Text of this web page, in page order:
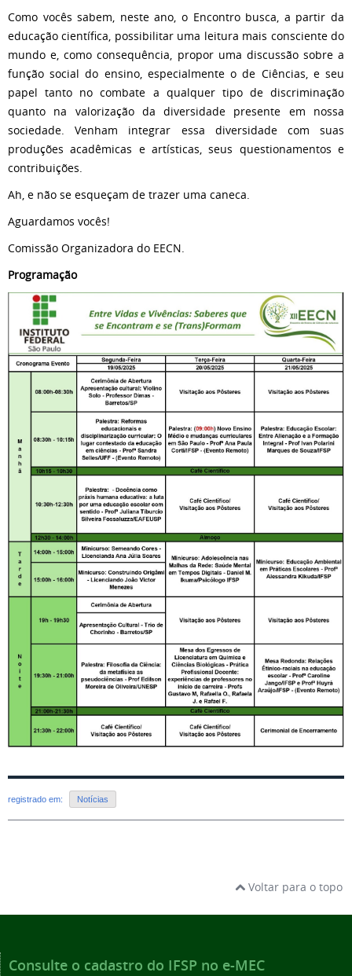
Como vocês sabem, neste ano, o Encontro busca, a partir da
educação científica, possibilitar uma leitura mais consciente do
mundo e, como consequência, propor uma discussão sobre a
função social do ensino, especialmente o de Ciências, e seu
papel tanto no combate a qualquer tipo de discriminação
quanto na valorização da diversidade presente em nossa
sociedade. Venham integrar essa diversidade com suas
produções acadêmicas e artísticas, seus questionamentos e
contribuições.
Ah, e não se esqueçam de trazer uma caneca.
Aguardamos vocês!
Comissão Organizadora do EECN.
Programação
registrado em: Notícias
Voltar para o topo
Consulte o cadastro do IFSP no e-MEC